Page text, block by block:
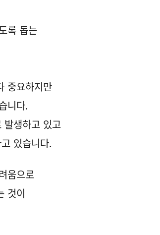
록 돕는
중요하지만
니다.
발생하고 있고
있습니다.
움으로
것이